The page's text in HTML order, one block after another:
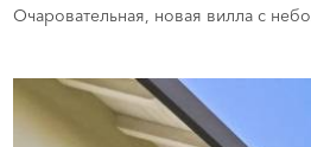
Очаровательная, новая вилла с